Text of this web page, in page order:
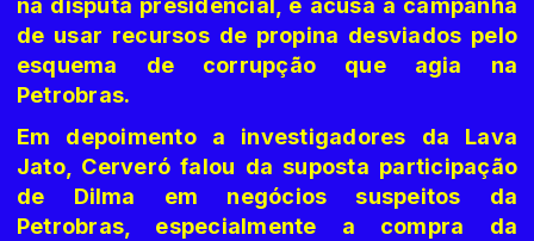
na disputa presidencial, e acusa a campanha
de usar recursos de propina desviados pelo
esquema de corrupção que agia na
Petrobras.
Em depoimento a investigadores da Lava
Jato, Cerveró falou da suposta participação
de Dilma em negócios suspeitos da
Petrobras, especialmente a compra da